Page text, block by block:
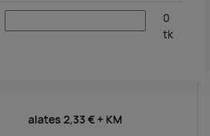
0
tk
alates 2,33 € + KM